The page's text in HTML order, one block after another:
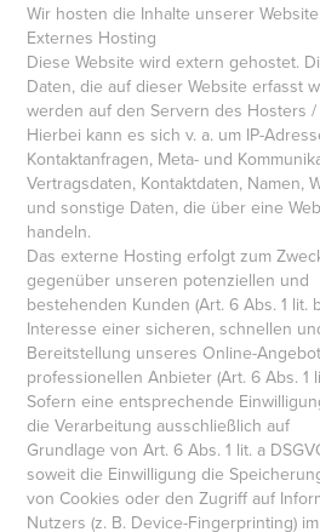
Wir hosten die Inhalte unserer
Externes Hosting
Diese Website wird extern gehostet.
Daten, die auf dieser Website erfasst
werden auf den Servern des Hosters
Hierbei kann es sich v. a. um IP-
Kontaktanfragen, Meta- und
Vertragsdaten, Kontaktdaten, Namen,
und sonstige Daten, die über eine
handeln.
Das externe Hosting erfolgt zum
gegenüber unseren potenziellen und
bestehenden Kunden (Art. 6 Abs. 1 lit.
Interesse einer sicheren, schnellen
Bereitstellung unseres Online-
professionellen Anbieter (Art. 6 Abs. 1
Sofern eine entsprechende
die Verarbeitung ausschließlich auf
Grundlage von Art. 6 Abs. 1 lit. a
soweit die Einwilligung die
von Cookies oder den Zugriff auf
Nutzers (z. B. Device-Fingerprinting) im